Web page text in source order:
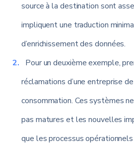
source à la destination sont
impliquent une traduction
d’enrichissement des données.
Pour un deuxième exemple,
réclamations d’une entreprise
consommation. Ces systèmes
pas matures et les nouvelles
que les processus